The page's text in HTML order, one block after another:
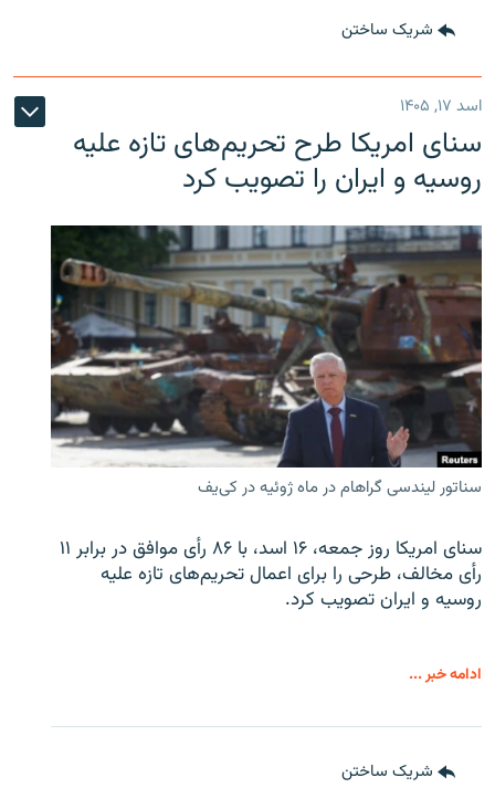
شریک ساختن
اسد ۱۷, ۱۴۰۵
سنای امریکا طرح تحریم‌های تازه علیه
روسیه و ایران را تصویب کرد
سناتور لیندسی گراهام در ماه ژوئیه در کی‌یف
سنای امریکا روز جمعه، ۱۶ اسد، با ۸۶ رأی موافق در برابر ۱۱
رأی مخالف، طرحی را برای اعمال تحریم‌های تازه علیه
روسیه و ایران تصویب کرد.
ادامه خبر ...
شریک ساختن